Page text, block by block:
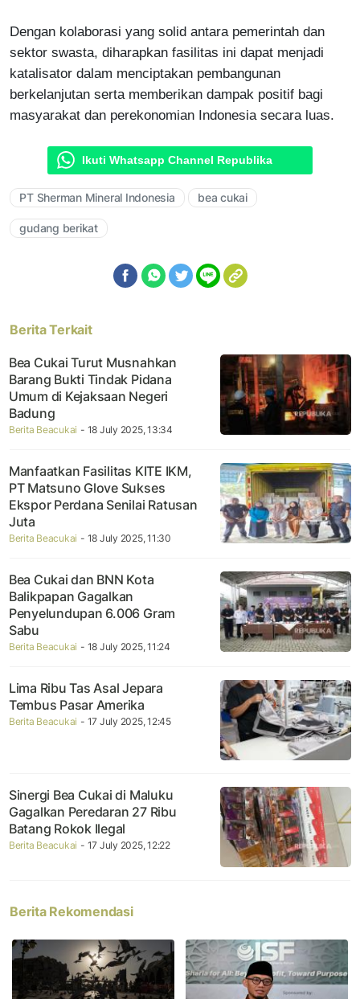
Dengan kolaborasi yang solid antara pemerintah dan
sektor swasta, diharapkan fasilitas ini dapat menjadi
katalisator dalam menciptakan pembangunan
berkelanjutan serta memberikan dampak positif bagi
masyarakat dan perekonomian Indonesia secara luas.
Ikuti Whatsapp Channel Republika
PT Sherman Mineral Indonesia bea cukai
gudang berikat
Berita Terkait
Bea Cukai Turut Musnahkan
Barang Bukti Tindak Pidana
Umum di Kejaksaan Negeri
Badung
Berita Beacukai - 18 July 2025, 13:34
Manfaatkan Fasilitas KITE IKM,
PT Matsuno Glove Sukses
Ekspor Perdana Senilai Ratusan
Juta
Berita Beacukai - 18 July 2025, 11:30
Bea Cukai dan BNN Kota
Balikpapan Gagalkan
Penyelundupan 6.006 Gram
Sabu
Berita Beacukai - 18 July 2025, 11:24
Lima Ribu Tas Asal Jepara
Tembus Pasar Amerika
Berita Beacukai - 17 July 2025, 12:45
Sinergi Bea Cukai di Maluku
Gagalkan Peredaran 27 Ribu
Batang Rokok Ilegal
Berita Beacukai - 17 July 2025, 12:22
Berita Rekomendasi